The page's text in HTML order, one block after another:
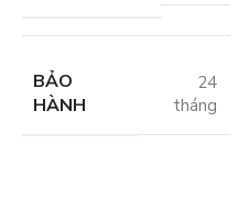
BẢO
HÀNH
24
tháng